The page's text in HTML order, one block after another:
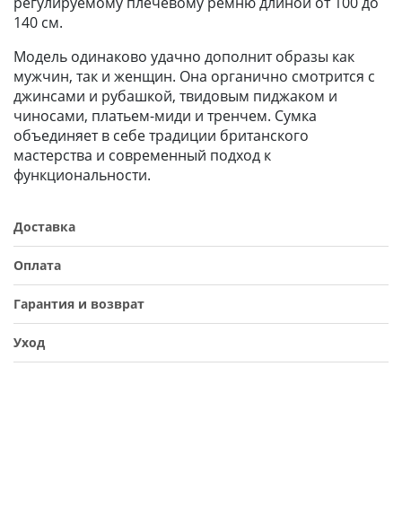
140 см.
Модель одинаково удачно дополнит образы как
мужчин, так и женщин. Она органично смотрится с
джинсами и рубашкой, твидовым пиджаком и
чиносами, платьем-миди и тренчем. Сумка
объединяет в себе традиции британского
мастерства и современный подход к
функциональности.
Доставка
Оплата
Гарантия и возврат
Уход